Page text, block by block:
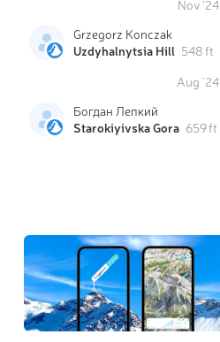
Nov '24
Grzegorz Konczak
Uzdyhalnytsia Hill 548 ft
Aug '24
Богдан Лепкий
Starokiyivska Gora 659 ft